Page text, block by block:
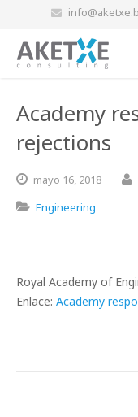
Academy
rejections
mayo 16, 2018
Engineering
Royal Academy of
Enlace: Academy